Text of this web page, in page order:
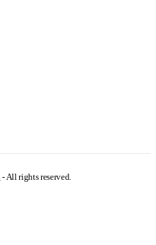
All rights reserved.